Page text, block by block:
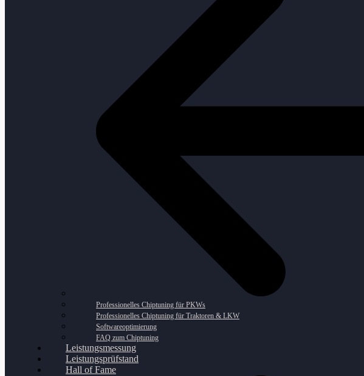
Professionelles Chiptuning für PKWs
Professionelles Chiptuning für Traktoren & LKW
Softwareoptimierung
FAQ zum Chiptuning
Leistungsmessung
Leistungsprüfstand
Hall of Fame